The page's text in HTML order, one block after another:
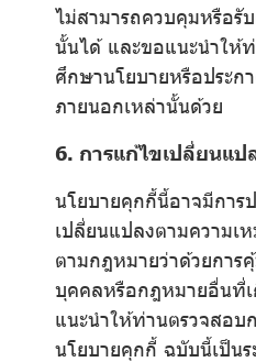
ไม่สามารถควบคุมหรือรั
นั้นได้ และขอแนะนำให้
ศึกษานโยบายหรือประก
ภายนอกเหล่านั้นด้วย
6. การแก้ไขเปลี่ยนแ
นโยบายคุกกี้นี้อาจมีการ
เปลี่ยนแปลงตามความเ
ตามกฎหมายว่าด้วยการ
บุคคลหรือกฎหมายอื่นที่เ
แนะนำให้ท่านตรวจสอบ
นโยบายคุกกี้ ฉบับนี้เป็นร